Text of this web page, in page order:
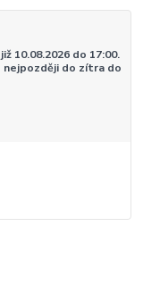
10.08.2026 do 17:00.
nejpozději do zítra do